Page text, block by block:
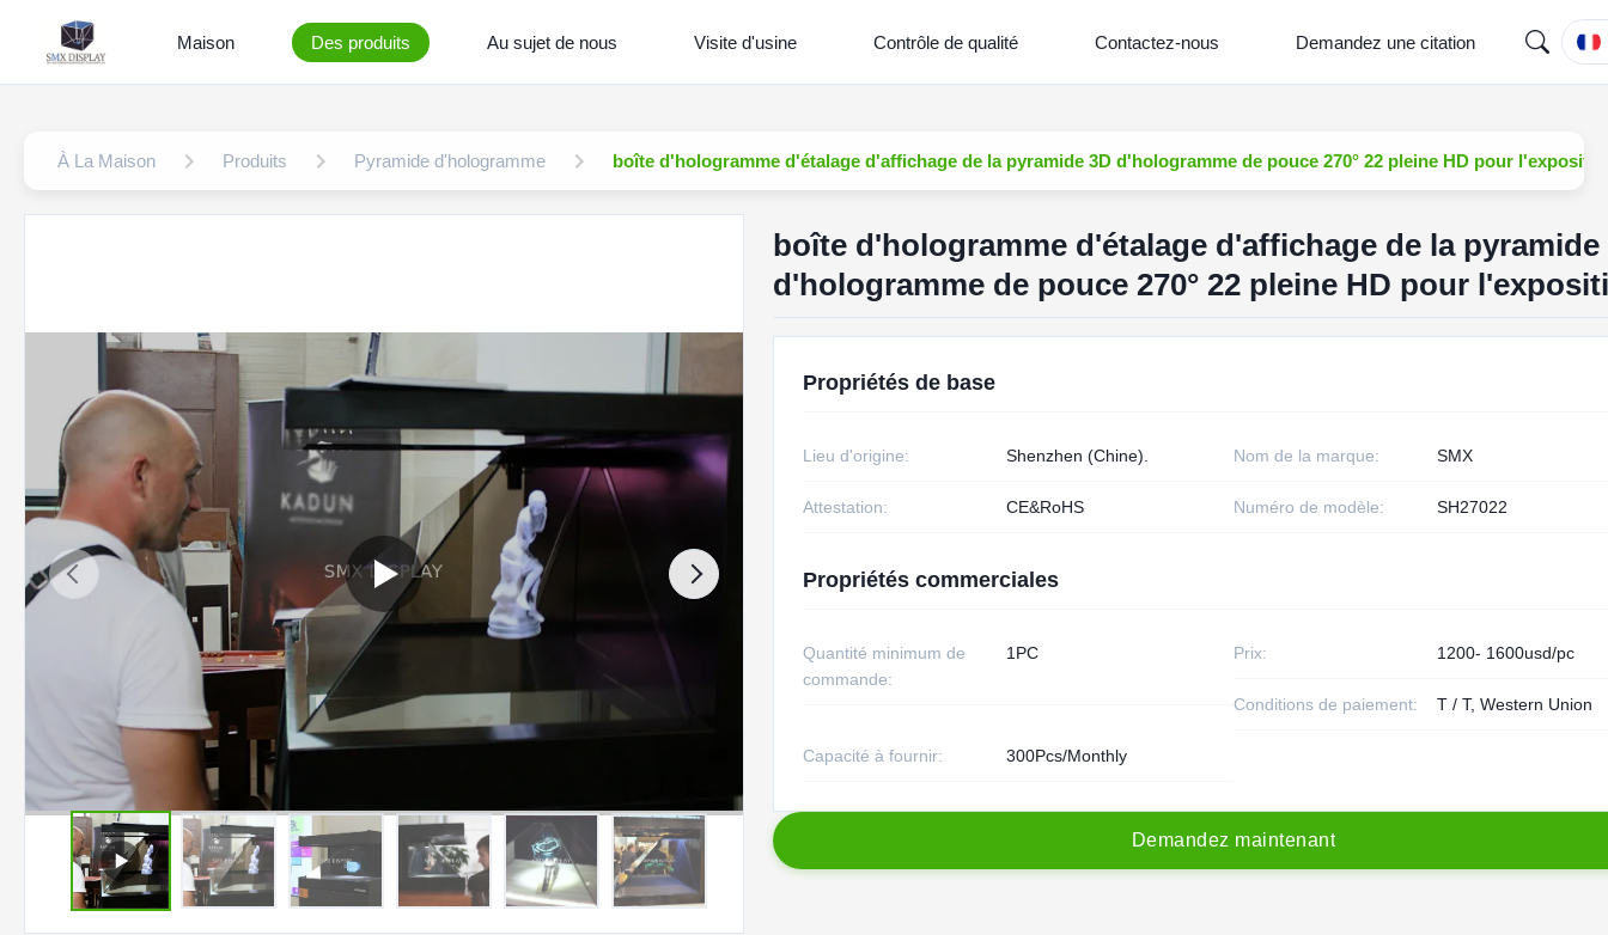
Maison Des produits Au sujet de nous Visite d'usine Contrôle de qualité Contactez-nous Demandez une citation
À La Maison Produits Pyramide d'hologramme boîte d'hologramme d'étalage d'affichage de la pyramide 3D d'hologramme de pouce 270° 22 pleine HD pour
boîte d'hologramme d'étalage d'affichage de la pyramide
d'hologramme de pouce 270° 22 pleine HD pour
Propriétés de base
Lieu d'origine: Shenzhen (Chine). Nom de la marque: SMX
Attestation: CE&RoHS Numéro de modèle: SH27022
Propriétés commerciales
Quantité minimum de
commande:
1PC Prix: 1200- 1600usd/pc
Conditions de paiement: T / T, Western Union
Capacité à fournir: 300Pcs/Monthly
Demandez maintenant